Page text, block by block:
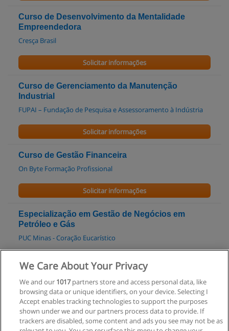
Curso de Desenvolvimento da Mentalidade
Empreendedora
Cresça Brasil
Solicitar informações
Curso de Gerenciamento da Manutenção
Industrial
FUPAI – Fundação de Pesquisa e Assessoramento à Indústria
Solicitar informações
Curso de Gestão Financeira
On Byte Formação Profissional
Solicitar informações
Especialização em Gestão de Negócios em
Petróleo e Gás
PUC Minas - Coração Eucarístico
Solicitar informações
Especialização em Gestão Empresarial
PUC Minas
Solicitar informações
We Care About Your Privacy
We and our 1017partners store and access personal data, like
browsing data or unique identifiers, on your device. Selecting I
Accept enables tracking technologies to support the purposes
shown under we and our partners process data to provide. If
trackers are disabled, some content and ads you see may not be as